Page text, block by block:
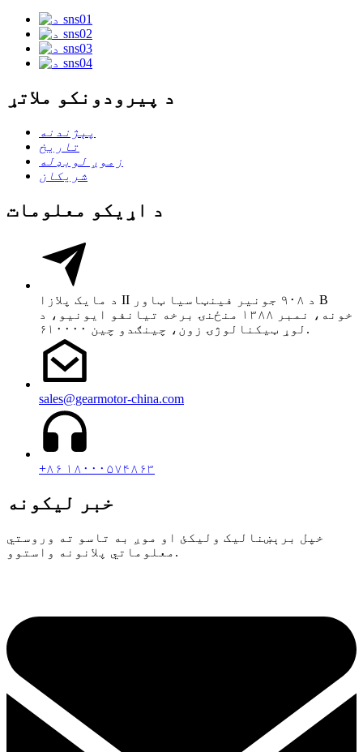
د پیرودونکو ملاتړ
پېژندنه
تاریخ
زموږ لوبډله
شریکان
د اړیکو معلومات
د مایک پلازا II د ۹۰۸ جونیر فینټاسیا ټاور B
خونه، نمبر ۱۳۸۸ منځنۍ برخه تیانفو ایونیو، د
لوړ ټیکنالوژۍ زون، چینګدو چین ۶۱۰۰۰۰.
sales@gearmotor-china.com
+۸۶ ۱۸۰۰۰۵۷۴۸۶۳
خبر لیکونه
خپل برېښنالیک ولیکئ او موږ به تاسو ته وروستي
معلوماتي پلانونه واستوو.